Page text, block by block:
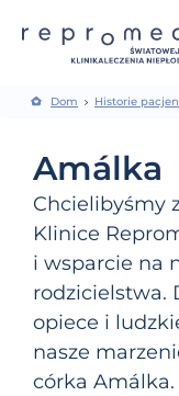
Dom Historie
Amálka
Chcielibyśmy
Klinice
i wsparcie na
rodzicielstwa.
opiece i
nasze
córka Amálka.